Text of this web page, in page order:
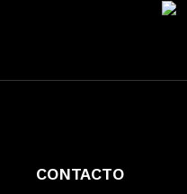
CONTACTO